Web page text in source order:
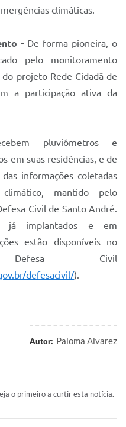
climáticas.
- De forma pioneira, o
pelo monitoramento
projeto Rede Cidadã de
a participação ativa da
pluviômetros e
em suas residências, e de
informações coletadas
mantido pelo
Civil de Santo André.
implantados e em
estão disponíveis no
Civil
defesacivil/).
Autor: Paloma Alvarez
o primeiro a curtir esta notícia.